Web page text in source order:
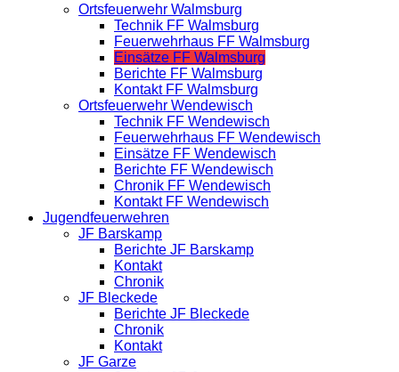
Ortsfeuerwehr Walmsburg
Technik FF Walmsburg
Feuerwehrhaus FF Walmsburg
Einsätze FF Walmsburg
Berichte FF Walmsburg
Kontakt FF Walmsburg
Ortsfeuerwehr Wendewisch
Technik FF Wendewisch
Feuerwehrhaus FF Wendewisch
Einsätze FF Wendewisch
Berichte FF Wendewisch
Chronik FF Wendewisch
Kontakt FF Wendewisch
Jugendfeuerwehren
JF Barskamp
Berichte JF Barskamp
Kontakt
Chronik
JF Bleckede
Berichte JF Bleckede
Chronik
Kontakt
JF Garze